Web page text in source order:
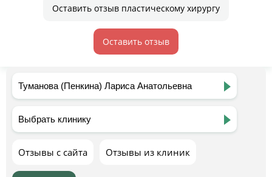
Оставить отзыв пластическому хирургу
Оставить отзыв
Отзывы с сайта Отзывы из клиник